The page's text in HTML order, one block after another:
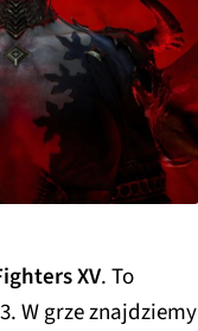
XV. To
W grze znajdziemy